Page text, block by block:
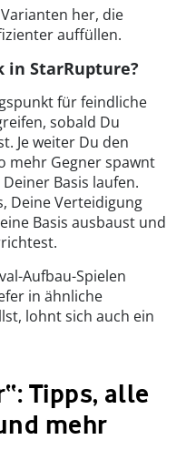
her, die
auffüllen.
in StarRupture?
für feindliche
sobald Du
Je weiter Du den
mehr Gegner spawnt
Basis laufen.
Deine Verteidigung
Basis ausbaust und
Aufbau-Spielen
in ähnliche
lohnt sich auch ein
Tipps, alle
mehr